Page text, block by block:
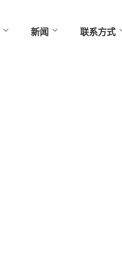
新闻 联系方式